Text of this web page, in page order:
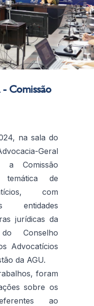
Comissão
na sala do
Geral
a Comissão
de
com
entidades
jurídicas da
Conselho
Advocatícios
da AGU.
foram
sobre os
ao